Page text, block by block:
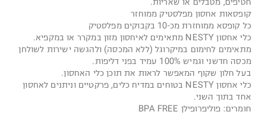
קופסאות אחסון מפלסטיק ממוחזר
כל קופסא ממוחזרת מכ-10 בקבוקים מפלסטיק
כלי אחסון NESTY מתאימים לאיחסון מזון במקרר או במקפיא.
מתאימים לחימום במיקרוגל (ללא המכסה) ולהגשה ישירות לשולחן
מכסה חדשני וגמיש 100% עמיד בפני דליפות.
בעל חלון שקוף המאפשר לראות את תוכן כלי האחסון.
כלי אחסון NESTY בטוחים במדיח כלים, פרקטיים וניתנים לאחסון
אחד בתוך השני.
חומרים: פוליפרופילן BPA FREE